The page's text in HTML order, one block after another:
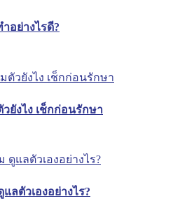
อย่างไรดี?
ยังไง เช็กก่อนรักษา
ลตัวเองอย่างไร?